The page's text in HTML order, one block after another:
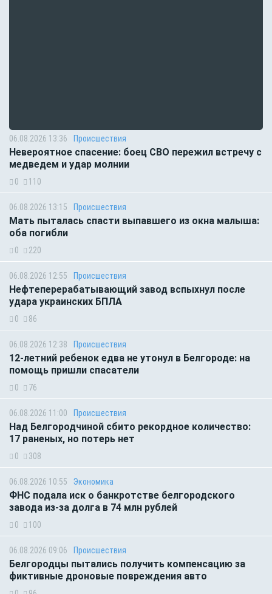
06.08.2026 13:36 Происшествия
Невероятное спасение: боец СВО пережил встречу с
медведем и удар молнии
0 110
06.08.2026 13:15 Происшествия
Мать пыталась спасти выпавшего из окна малыша:
оба погибли
0 220
06.08.2026 12:55 Происшествия
Нефтеперерабатывающий завод вспыхнул после
удара украинских БПЛА
0 86
06.08.2026 12:38 Происшествия
12-летний ребенок едва не утонул в Белгороде: на
помощь пришли спасатели
0 76
06.08.2026 11:00 Происшествия
Над Белгородчиной сбито рекордное количество:
17 раненых, но потерь нет
0 308
06.08.2026 10:55 Экономика
ФНС подала иск о банкротстве белгородского
завода из-за долга в 74 млн рублей
0 100
06.08.2026 09:06 Происшествия
Белгородцы пытались получить компенсацию за
фиктивные дроновые повреждения авто